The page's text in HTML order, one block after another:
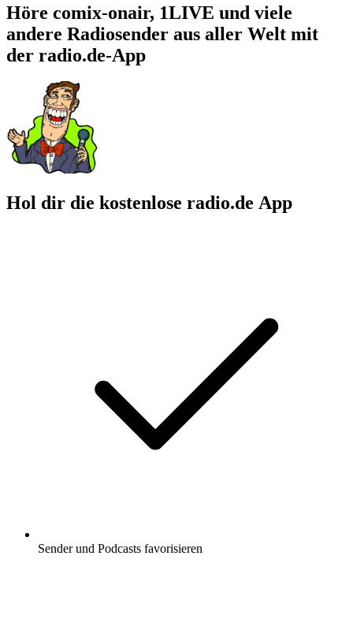
Höre comix-onair, 1LIVE und viele
andere Radiosender aus aller Welt mit
der radio.de-App
Hol dir die kostenlose radio.de App
Sender und Podcasts favorisieren